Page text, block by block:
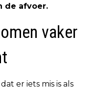
de afvoer.
vaker
er iets mis is als